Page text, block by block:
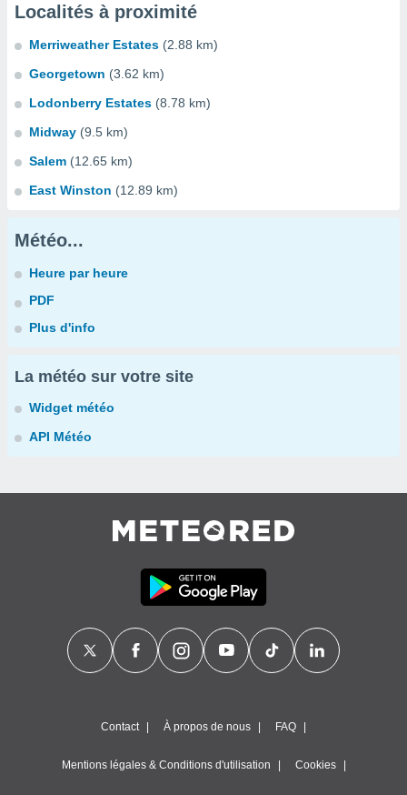
Localités à proximité
Merriweather Estates (2.88 km)
Georgetown (3.62 km)
Lodonberry Estates (8.78 km)
Midway (9.5 km)
Salem (12.65 km)
East Winston (12.89 km)
Météo...
Heure par heure
PDF
Plus d'info
La météo sur votre site
Widget météo
API Météo
Contact À propos de nous FAQ
Mentions légales & Conditions d'utilisation Cookies